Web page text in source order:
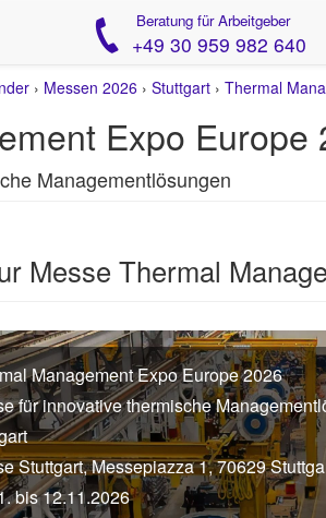
Beratung für Arbeitgeber
+49 30 959 982 640
› Messen 2026 › Stuttgart › Thermal
Expo Europe
Managementlösungen
Messe Thermal
Management Expo Europe 2026
für innovative thermische
Stuttgart, Messepiazza 1, 70629
bis 12.11.2026